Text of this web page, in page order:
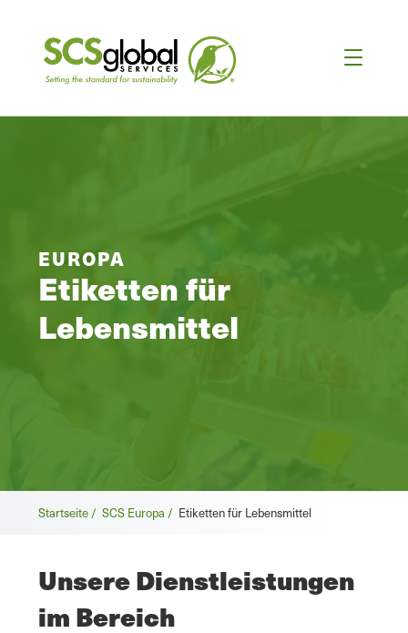
EUROPA
Etiketten für
Lebensmittel
Brotkrümel
Startseite / SCS Europa / Etiketten für Lebensmittel
Unsere Dienstleistungen
im Bereich